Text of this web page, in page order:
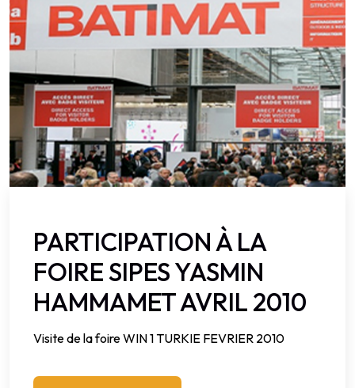
PARTICIPATION À LA
FOIRE SIPES YASMIN
HAMMAMET AVRIL 2010
Visite de la foire WIN 1 TURKIE FEVRIER 2010